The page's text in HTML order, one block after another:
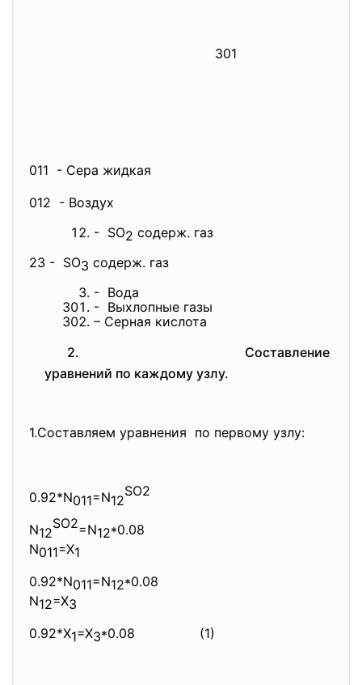
301
011 - Сера жидкая
012 - Воздух
- SO2 содерж. газ
23 - SO3 содерж. газ
- Вода
- Выхлопные газы
– Серная кислота
2. Составление
уравнений по каждому узлу.
1.Составляем уравнения по первому узлу:
0.92*N011=N12
SO2
N12
SO2=N12*0.08
N011=X1
0.92*N011=N12*0.08
N12=X3
0.92*X1=X3*0.08 (1)